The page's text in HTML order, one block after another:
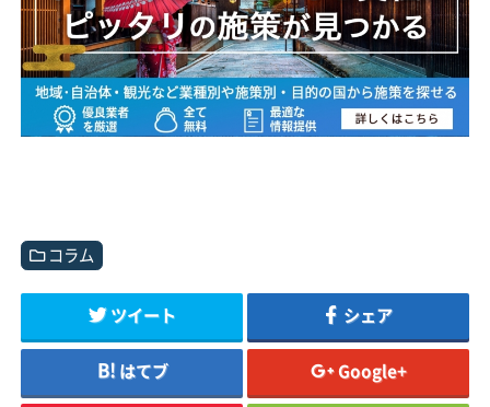
コラム
ツイート シェア
はてブ Google+